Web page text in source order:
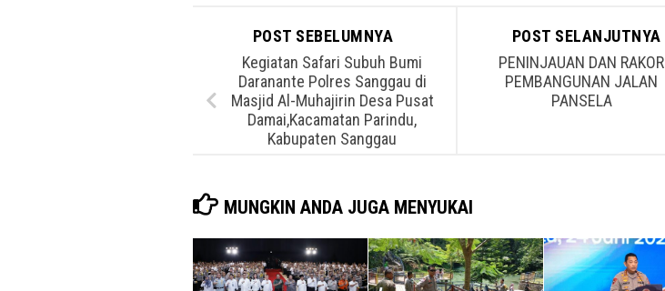
POST SELANJUTNYA
PENINJAUAN DAN RAKOR
PEMBANGUNAN JALAN
PANSELA
POST SEBELUMNYA
Kegiatan Safari Subuh Bumi
Daranante Polres Sanggau di
Masjid Al-Muhajirin Desa Pusat
Damai,Kacamatan Parindu,
Kabupaten Sanggau
MUNGKIN ANDA JUGA MENYUKAI